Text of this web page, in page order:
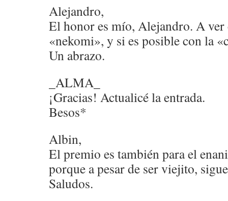
Alejandro,
El honor es mío, Alejandro. A ver
«nekomi», y si es posible con la
Un abrazo.
_ALMA_
¡Gracias! Actualicé la entrada.
Besos*
Albin,
El premio es también para el
porque a pesar de ser viejito,
Saludos.